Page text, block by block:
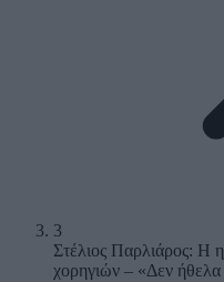
3
Στέλιος Παρλιάρος: Η
χορηγιών – «Δεν